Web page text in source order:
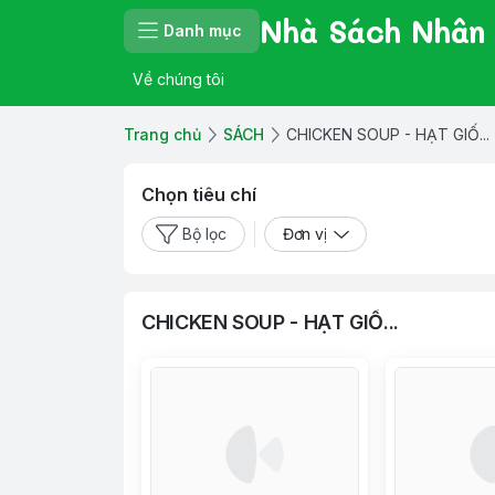
Danh mục Nhà Sách Nhân
Về chúng tôi
Trang chủ SÁCH CHICKEN SOUP - HẠT GIỐ...
Chọn tiêu chí
Bộ lọc Đơn vị
CHICKEN SOUP - HẠT GIỐ...